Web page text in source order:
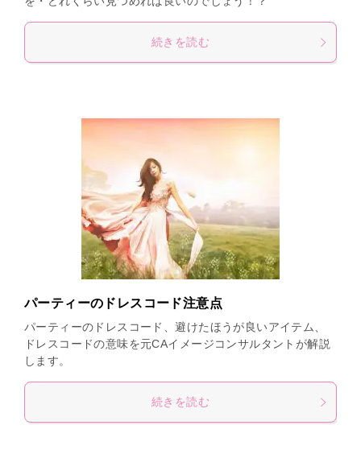
続きを読む
パーティーのドレスコード注意点
パーティーのドレスコード、避けたほうが良いアイテム、
ドレスコードの意味を元CAイメージコンサルタントが解説
します。
続きを読む